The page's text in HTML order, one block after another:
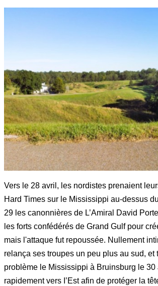
Vers le 28 avril, les nordistes prenaient
Hard Times sur le Mississippi au-dessus
29 les canonnières de L’Amiral David
les forts confédérés de Grand Gulf pour
mais l'attaque fut repoussée. Nullement
relança ses troupes un peu plus au sud, et
problème le Mississippi à Bruinsburg le 30
rapidement vers I’Est afin de protéger la